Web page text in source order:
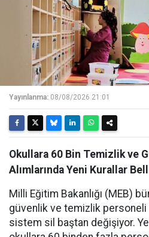
Yayınlanma: 08/08/2026 21:01
Okullara 60 Bin Temizlik ve
Alımlarında Yeni Kurallar
Milli Eğitim Bakanlığı (MEB)
güvenlik ve temizlik personeli
sistem sil baştan değişiyor.